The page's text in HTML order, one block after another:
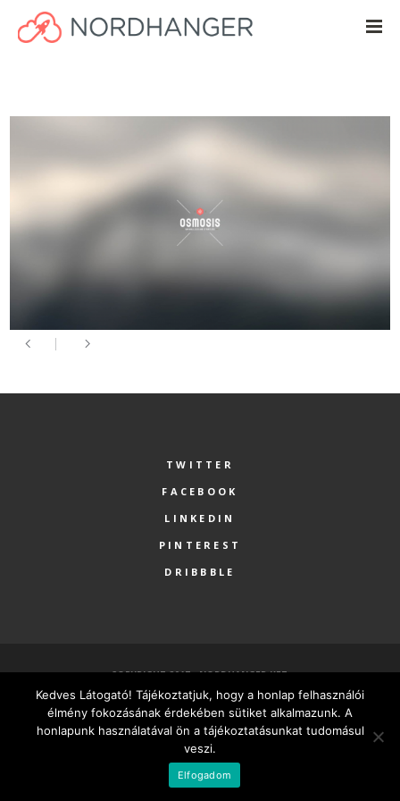
TWITTER
FACEBOOK
LINKEDIN
PINTEREST
DRIBBBLE
COPYRIGHT 2017 - NORDHANGER KFT.
FŐOLDAL SZOLGÁLTATÁSOK RÓLUNK PARTNEREK
KAPCSOLAT MINDEN VÁLLALKOZÁSNAK LEGYEN SAJÁT HONLAPJA
MAGYAR
Kedves Látogató! Tájékoztatjuk, hogy a honlap felhasználói
élmény fokozásának érdekében sütiket alkalmazunk. A
honlapunk használatával ön a tájékoztatásunkat tudomásul
veszi.
Elfogadom